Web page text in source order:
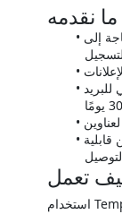
ما نقدمه
إلى
قابلية
استخدام TempmailSo بسيط. عندما تزور الموقع، يتم إنشاء